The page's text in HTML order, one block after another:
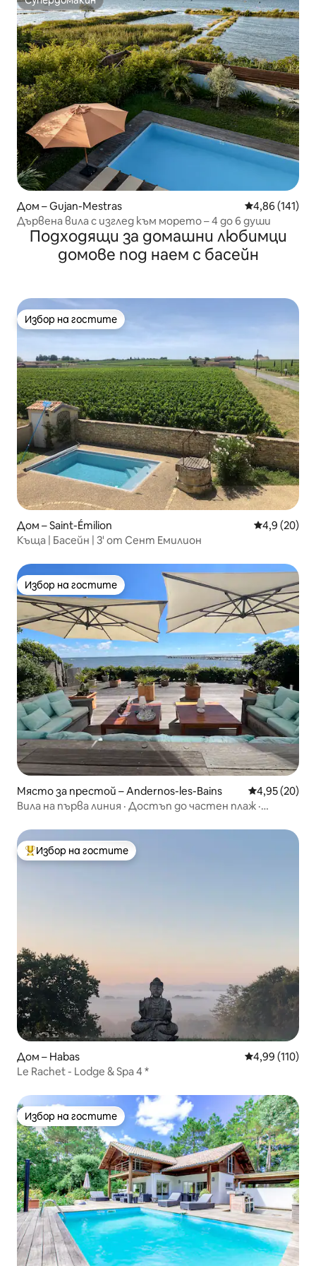
Супердомакин
Дом – Gujan-Mestras Средна
4,86 (141)
Дървена вила с изглед към морето – 4 до 6 души
Подходящи за домашни любимци
домове под наем с басейн
Избор на гостите
Избор на гостите
Дом – Saint-Émilion Средна
4,9 (20)
Къща | Басейн | 3' от Сент Емилион
Избор на гостите
Избор на гостите
Място за престой – Andernos-les-Bains Средна
4,95 (20)
Вила на първа линия · Достъп до частен плаж ·
Най-популярен избор на гостите
Избор на гостите
Дом – Habas Средна
4,99 (110)
Le Rachet - Lodge & Spa 4 *
Избор на гостите
Избор на гостите